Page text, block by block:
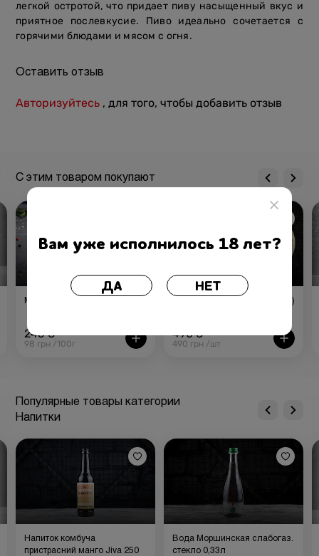
легкой остротой, что придает пиву насыщенный вкус и
приятное послевкусие. Пиво идеально сочетается с
горячими блюдами и мясом с огня.
Оставить отзыв
Авторизуйтесь , для того, чтобы добавить отзыв
С этим товаром покупают
Мясторики из кролика
245 ₴
98 грн /100г
Тартар из говядины (150/50 г)
490 ₴
490 грн /шт
Популярные товары категории
Напитки
Напиток комбуча
пристрасний манго Jiva 250
Вода Моршинская слабогаз.
стекло 0,33л
Вам уже исполнилось 18 лет?
ДА НЕТ